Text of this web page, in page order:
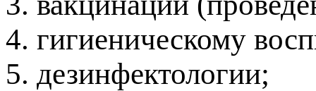
4. гигиеническому
5. дезинфектологии;